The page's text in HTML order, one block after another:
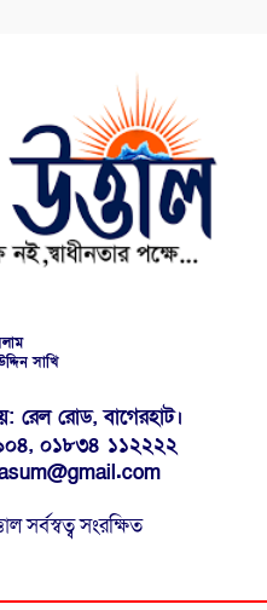
সাখি
রেল রোড, বাগেরহাট।
০১৮৩৪ ১১২২২২
সর্বস্বত্ব সংরক্ষিত